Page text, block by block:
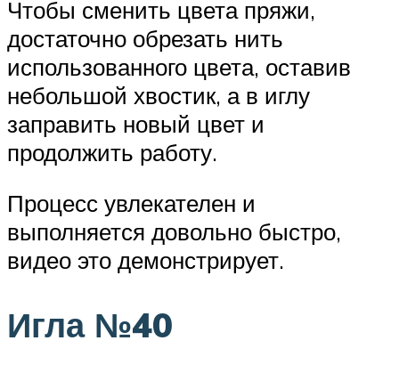
Чтобы сменить цвета пряжи,
достаточно обрезать нить
использованного цвета, оставив
небольшой хвостик, а в иглу
заправить новый цвет и
продолжить работу.
Процесс увлекателен и
выполняется довольно быстро,
видео это демонстрирует.
Игла №40